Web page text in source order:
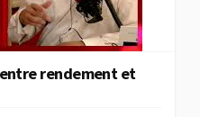
rendement et